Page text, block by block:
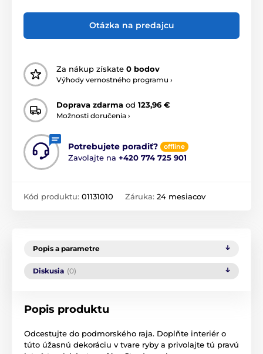
Otázka na predajcu
Za nákup získate 0 bodov
Výhody vernostného programu ›
Doprava zdarma od 123,96 €
Možnosti doručenia ›
Potrebujete poradiť? offline
Zavolajte na +420 774 725 901
Kód produktu: 01131010 Záruka: 24 mesiacov
Popis a parametre
Diskusia (0)
Popis produktu
Odcestujte do podmorského raja. Doplňte interiér o
túto úžasnú dekoráciu v tvare ryby a privolajte tú pravú